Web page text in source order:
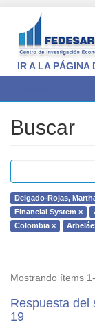
IR A LA PÁGINA
Buscar
Delgado-Rojas,
Financial System ×
Colombia ×
Mostrando ítems
Respuesta del
19